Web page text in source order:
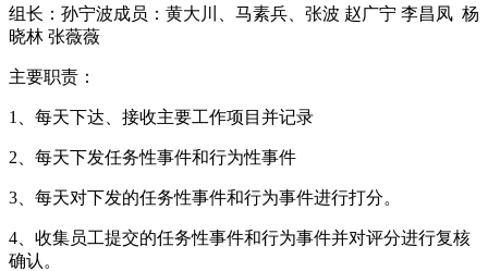
组长：孙宁波成员：黄大川、马素兵、张波 赵广宁 李昌凤 杨
晓林 张薇薇
主要职责：
1、每天下达、接收主要工作项目并记录
2、每天下发任务性事件和行为性事件
3、每天对下发的任务性事件和行为事件进行打分。
4、收集员工提交的任务性事件和行为事件并对评分进行复核
确认。